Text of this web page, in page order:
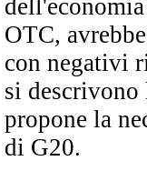
OTC,
con negativi
si
propone la
di G20.